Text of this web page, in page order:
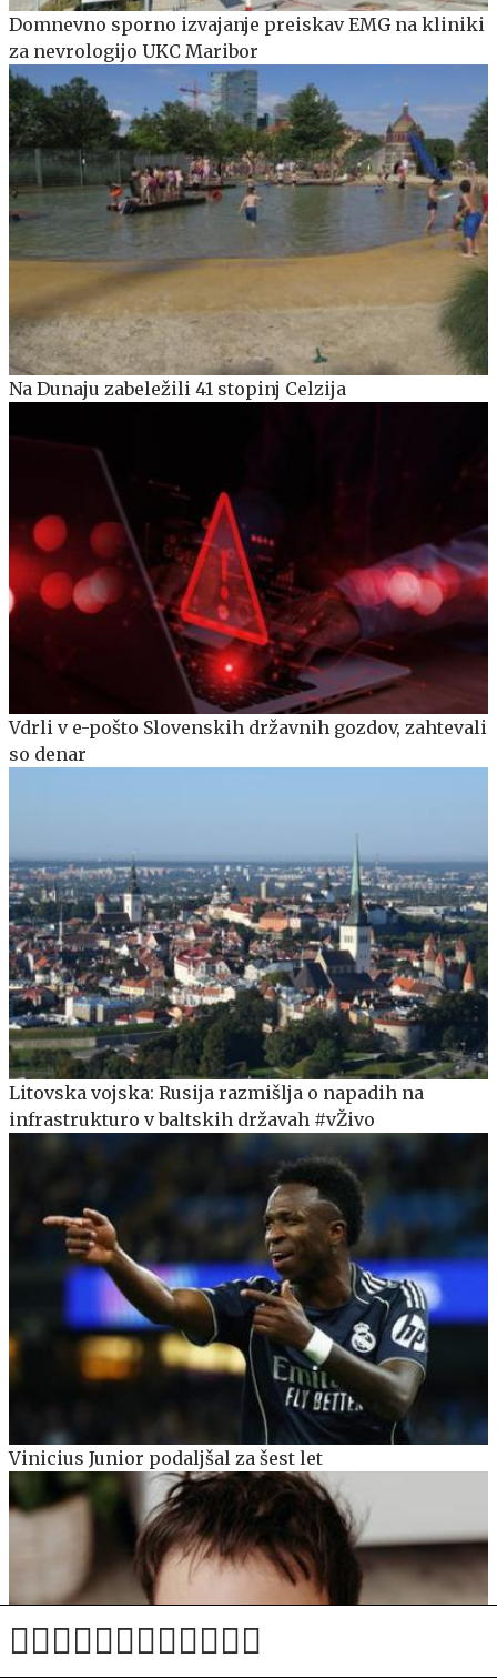
Domnevno sporno izvajanje preiskav EMG na kliniki
za nevrologijo UKC Maribor
Na Dunaju zabeležili 41 stopinj Celzija
Vdrli v e-pošto Slovenskih državnih gozdov, zahtevali
so denar
Litovska vojska: Rusija razmišlja o napadih na
infrastrukturo v baltskih državah #vŽivo
Vinicius Junior podaljšal za šest let